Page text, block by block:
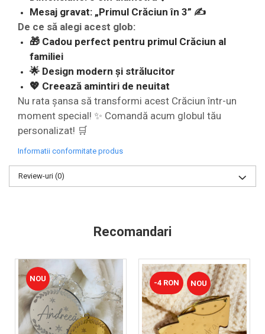
Mesaj gravat: „Primul Crăciun în 3” ✍️
De ce să alegi acest glob:
🎁 Cadou perfect pentru primul Crăciun al
familiei
🌟 Design modern și strălucitor
💖 Creează amintiri de neuitat
Nu rata șansa să transformi acest Crăciun într-un
moment special! ✨ Comandă acum globul tău
personalizat! 🛒
Informatii conformitate produs
Review-uri (0)
Recomandari
NOU -4 RON NOU